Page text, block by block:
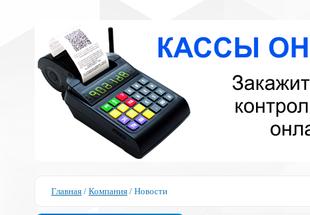
Главная / Компания / Новости